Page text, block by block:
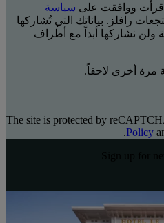
قرأت ووافقت على سياسة
رافلز. بياناتك التي تُشاركها
ولن نشاركها أبداً مع أطراف
مرة أخرى لاحقاً.
The site is protected by
Policy